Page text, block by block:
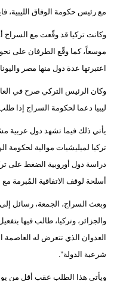
مع رئيس حكومة الوفاق الليبية،
وكانت تركيا قد وقّعت مع السراج
موسعاً، كما وقّع الطرفان على
اعتبرتها عدة دول منها مصر
وكان الرئيس التركي صرح في
ليبيا دعما لحكومة السراج إذا طلب
يأتي ذلك فيما تشهد دول عربية
تركيا لميليشيات موالية لحكومة
دراسة دول أوروبية الضغط على
أسلحة لوقف الاتفاقية المُبرمة
وبعث السراج، الجمعة، رسائل إلى
والجزائر، وتركيا، طالب فيها
العدوان الذي تتعرض له
شرعية الدولة".
ويأتي هذا الطلب عقب أقل من